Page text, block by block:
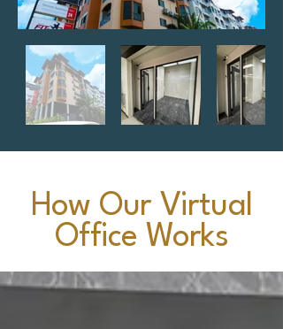
How Our Virtual
Office Works